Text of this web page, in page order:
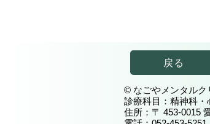
戻る
© なごやメンタルク
診療科目：精神科・
住所：〒 453-0015